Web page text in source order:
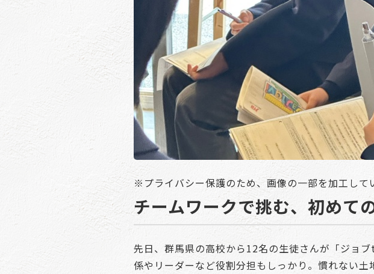
※プライバシー保護のため、画像の一部を加工して
チームワークで挑む、初めて
先日、群馬県の高校から12名の生徒さんが「ジョ
係やリーダーなど役割分担もしっかり。慣れない